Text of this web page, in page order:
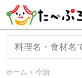
ホーム 今治